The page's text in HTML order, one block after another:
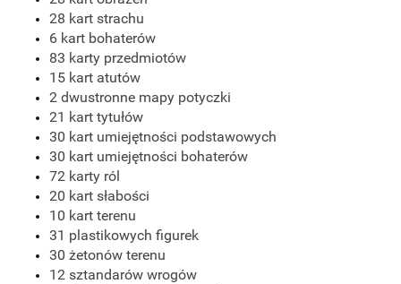
28 kart strachu
6 kart bohaterów
83 karty przedmiotów
15 kart atutów
2 dwustronne mapy potyczki
21 kart tytułów
30 kart umiejętności podstawowych
30 kart umiejętności bohaterów
72 karty ról
20 kart słabości
10 kart terenu
31 plastikowych figurek
30 żetonów terenu
12 sztandarów wrogów